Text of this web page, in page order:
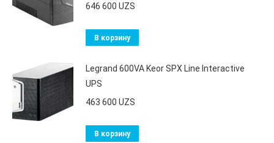
646 600 UZS
В корзину
Legrand 600VA Keor SPX Line Interactive
UPS
463 600 UZS
В корзину